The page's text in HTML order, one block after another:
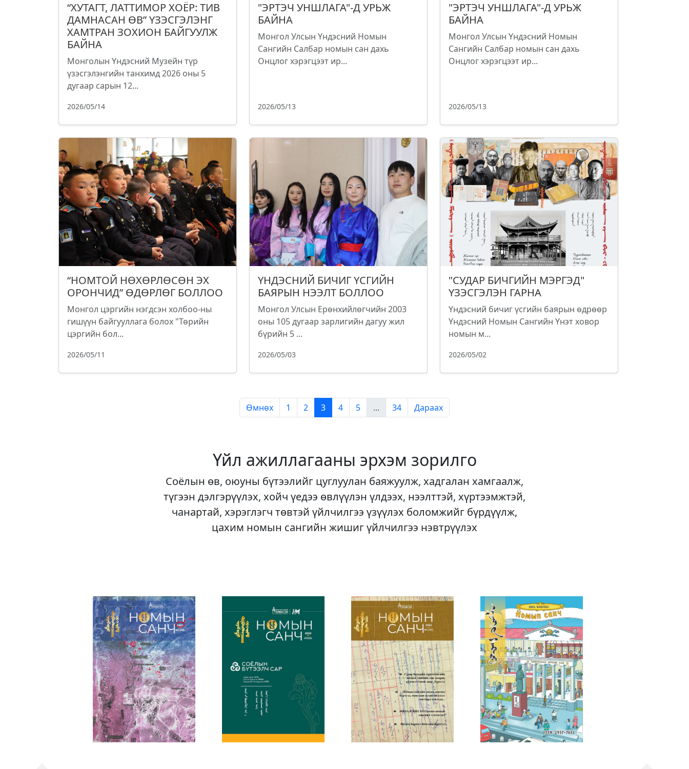
“ХУТАГТ, ЛАТТИМОР ХОЁР: ТИВ
ДАМНАСАН ӨВ” ҮЗЭСГЭЛЭНГ
ХАМТРАН ЗОХИОН БАЙГУУЛЖ
БАЙНА
Монголын Үндэсний Музейн түр
үзэсгэлэнгийн танхимд 2026 оны 5
дугаар сарын 12...
2026/05/14
"ЭРТЭЧ УНШЛАГА"-Д УРЬЖ
БАЙНА
Монгол Улсын Үндэсний Номын
Сангийн Салбар номын сан дахь
Онцлог хэрэгцээт ир...
2026/05/13
"ЭРТЭЧ УНШЛАГА"-Д УРЬЖ
БАЙНА
Монгол Улсын Үндэсний Номын
Сангийн Салбар номын сан дахь
Онцлог хэрэгцээт ир...
2026/05/13
“НОМТОЙ НӨХӨРЛӨСӨН ЭХ
ОРОНЧИД” ӨДӨРЛӨГ БОЛЛОО
Монгол цэргийн нэгдсэн холбоо-ны
гишүүн байгууллага болох "Төрийн
цэргийн бол...
2026/05/11
ҮНДЭСНИЙ БИЧИГ ҮСГИЙН
БАЯРЫН НЭЭЛТ БОЛЛОО
Монгол Улсын Ерөнхийлөгчийн 2003
оны 105 дугаар зарлигийн дагуу жил
бүрийн 5 ...
2026/05/03
"СУДАР БИЧГИЙН МЭРГЭД"
ҮЗЭСГЭЛЭН ГАРНА
Үндэсний бичиг үсгийн баярын өдрөөр
Үндэсний Номын Сангийн Үнэт ховор
номын м...
2026/05/02
Өмнөх 1 2 3 4 5 ... 34 Дараах
Үйл ажиллагааны эрхэм зорилго
Соёлын өв, оюуны бүтээлийг цуглуулан баяжуулж, хадгалан хамгаалж,
түгээн дэлгэрүүлэх, хойч үедээ өвлүүлэн үлдээх, нээлттэй, хүртээмжтэй,
чанартай, хэрэглэгч төвтэй үйлчилгээ үзүүлэх боломжийг бүрдүүлж,
цахим номын сангийн жишиг үйлчилгээ нэвтрүүлэх